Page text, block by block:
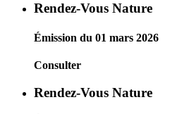
Rendez-Vous Nature
Émission du 01 mars 2026
Consulter
Rendez-Vous Nature